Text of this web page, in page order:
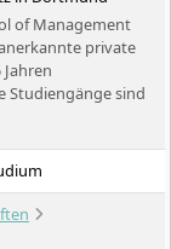
of Management
private
Studiengänge sind
für Bildung
verfügen über die
Mit
München,
Stuttgart und
zu den am besten